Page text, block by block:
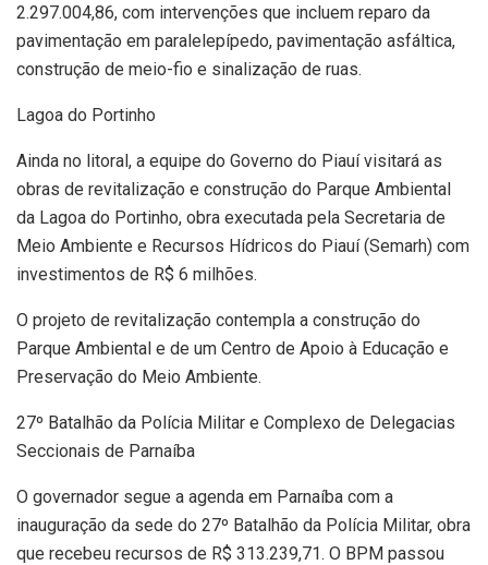
2.297.004,86, com intervenções que incluem reparo da
pavimentação em paralelepípedo, pavimentação asfáltica,
construção de meio-fio e sinalização de ruas.
Lagoa do Portinho
Ainda no litoral, a equipe do Governo do Piauí visitará as
obras de revitalização e construção do Parque Ambiental
da Lagoa do Portinho, obra executada pela Secretaria de
Meio Ambiente e Recursos Hídricos do Piauí (Semarh) com
investimentos de R$ 6 milhões.
O projeto de revitalização contempla a construção do
Parque Ambiental e de um Centro de Apoio à Educação e
Preservação do Meio Ambiente.
27º Batalhão da Polícia Militar e Complexo de Delegacias
Seccionais de Parnaíba
O governador segue a agenda em Parnaíba com a
inauguração da sede do 27º Batalhão da Polícia Militar, obra
que recebeu recursos de R$ 313.239,71. O BPM passou